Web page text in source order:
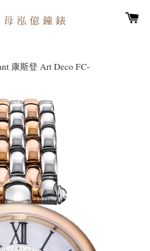
康斯登 Art Deco FC-